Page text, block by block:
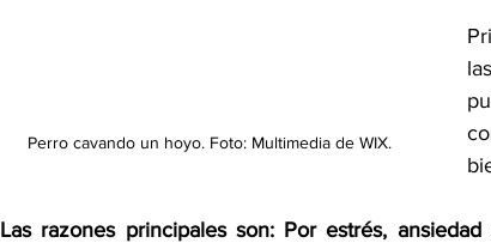
Perro cavando un hoyo. Foto: Multimedia de WIX.
Las razones principales son: Por estrés,